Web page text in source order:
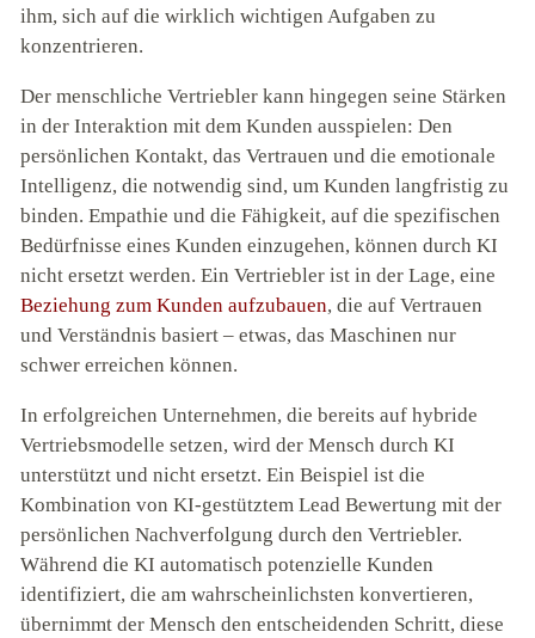
ihm, sich auf die wirklich wichtigen Aufgaben zu
konzentrieren.
Der menschliche Vertriebler kann hingegen seine Stärken
in der Interaktion mit dem Kunden ausspielen: Den
persönlichen Kontakt, das Vertrauen und die emotionale
Intelligenz, die notwendig sind, um Kunden langfristig zu
binden. Empathie und die Fähigkeit, auf die spezifischen
Bedürfnisse eines Kunden einzugehen, können durch KI
nicht ersetzt werden. Ein Vertriebler ist in der Lage, eine
Beziehung zum Kunden aufzubauen, die auf Vertrauen
und Verständnis basiert – etwas, das Maschinen nur
schwer erreichen können.
In erfolgreichen Unternehmen, die bereits auf hybride
Vertriebsmodelle setzen, wird der Mensch durch KI
unterstützt und nicht ersetzt. Ein Beispiel ist die
Kombination von KI-gestütztem Lead Bewertung mit der
persönlichen Nachverfolgung durch den Vertriebler.
Während die KI automatisch potenzielle Kunden
identifiziert, die am wahrscheinlichsten konvertieren,
übernimmt der Mensch den entscheidenden Schritt, diese